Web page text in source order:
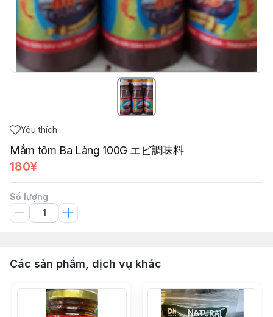
Yêu thích
Mắm tôm Ba Làng 100G エビ調味料
180¥
Số lượng
Các sản phẩm, dịch vụ khác